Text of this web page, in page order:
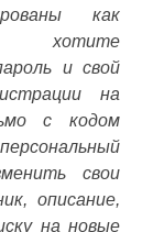
как
и свой
на
с кодом
свои
описание,
на новые